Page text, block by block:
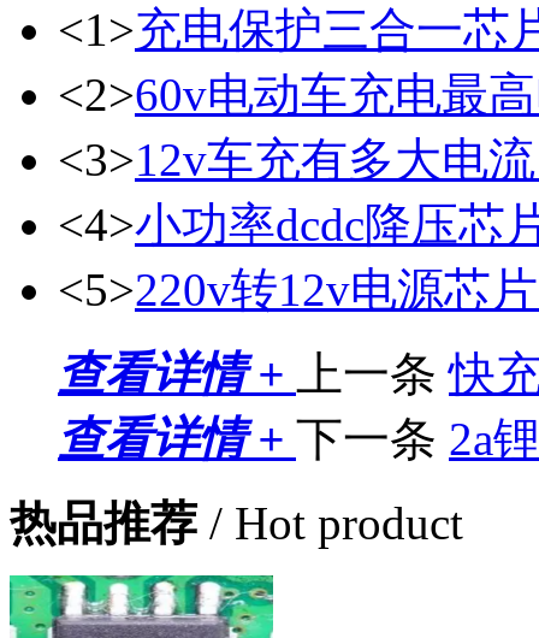
<1>充电保护三合一芯
<2>60v电动车充电最
<3>12v车充有多大电流
<4>小功率dcdc降压芯
<5>220v转12v电源芯片
查看详情 +
上一条快
查看详情 + 下一条 2a
热品推荐 / Hot product